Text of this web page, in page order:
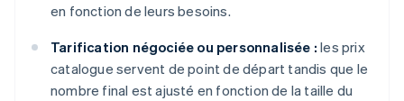
en fonction de leurs besoins.
Tarification négociée ou personnalisée : les prix
catalogue servent de point de départ tandis que le
nombre final est ajusté en fonction de la taille du